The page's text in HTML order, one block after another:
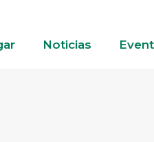
Noticias